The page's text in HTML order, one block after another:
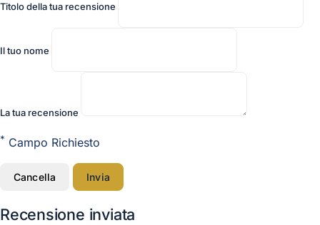
Titolo della tua recensione
Il tuo nome
La tua recensione
* Campo Richiesto
Cancella Invia
Recensione inviata